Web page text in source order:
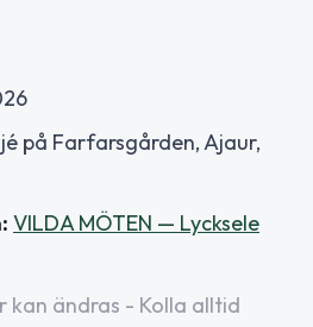
på Farfarsgården, Ajaur,
VILDA MÖTEN — Lycksele
ändras - Kolla alltid